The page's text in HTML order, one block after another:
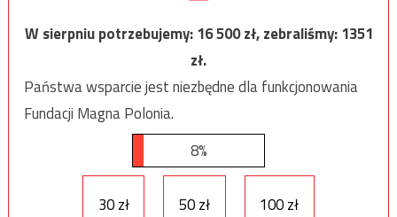
W sierpniu potrzebujemy:16 500zł, zebraliśmy:1351
zł.
Państwa wsparcie jest niezbędne dla funkcjonowania
Fundacji Magna Polonia.
8%
30 zł 50 zł 100 zł